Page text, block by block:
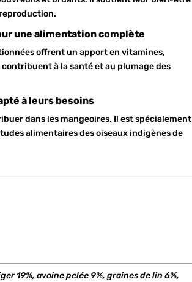
une alimentation complète
offrent un apport en vitamines,
à la santé et au plumage des
à leurs besoins
dans les mangeoires. Il est spécialement
alimentaires des oiseaux indigènes de
19%, avoine pelée 9%, graines de lin 6%,